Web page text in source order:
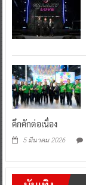
คึกคักต่อเนื่อง
5 มีนาคม 2026